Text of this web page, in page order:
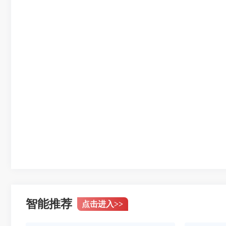
智能推荐 点击进入>>